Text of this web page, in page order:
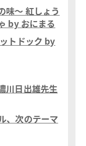
味～ 紅しょう
by おにまる
トドック by
川日出雄先生
、次のテーマ